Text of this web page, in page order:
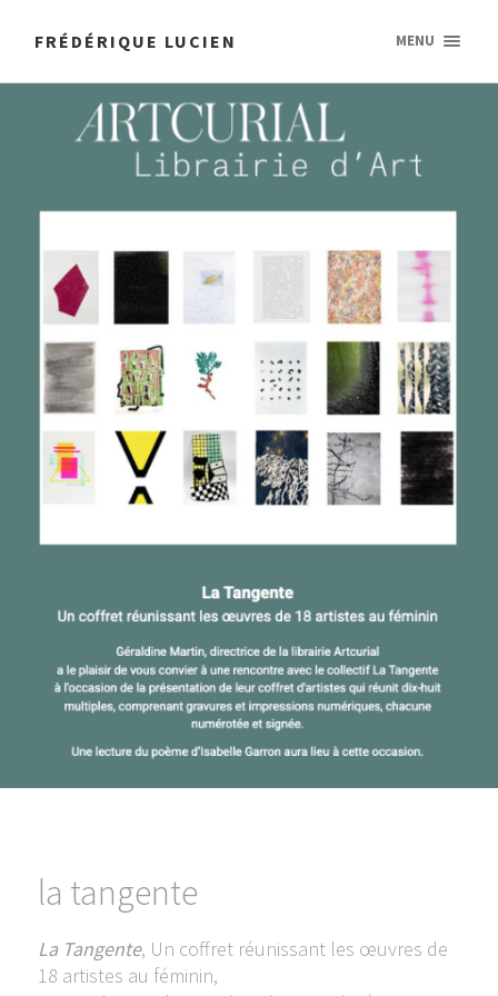
FRÉDÉRIQUE LUCIEN MENU
la tangente
La Tangente, Un coffret réunissant les œuvres de
18 artistes au féminin,